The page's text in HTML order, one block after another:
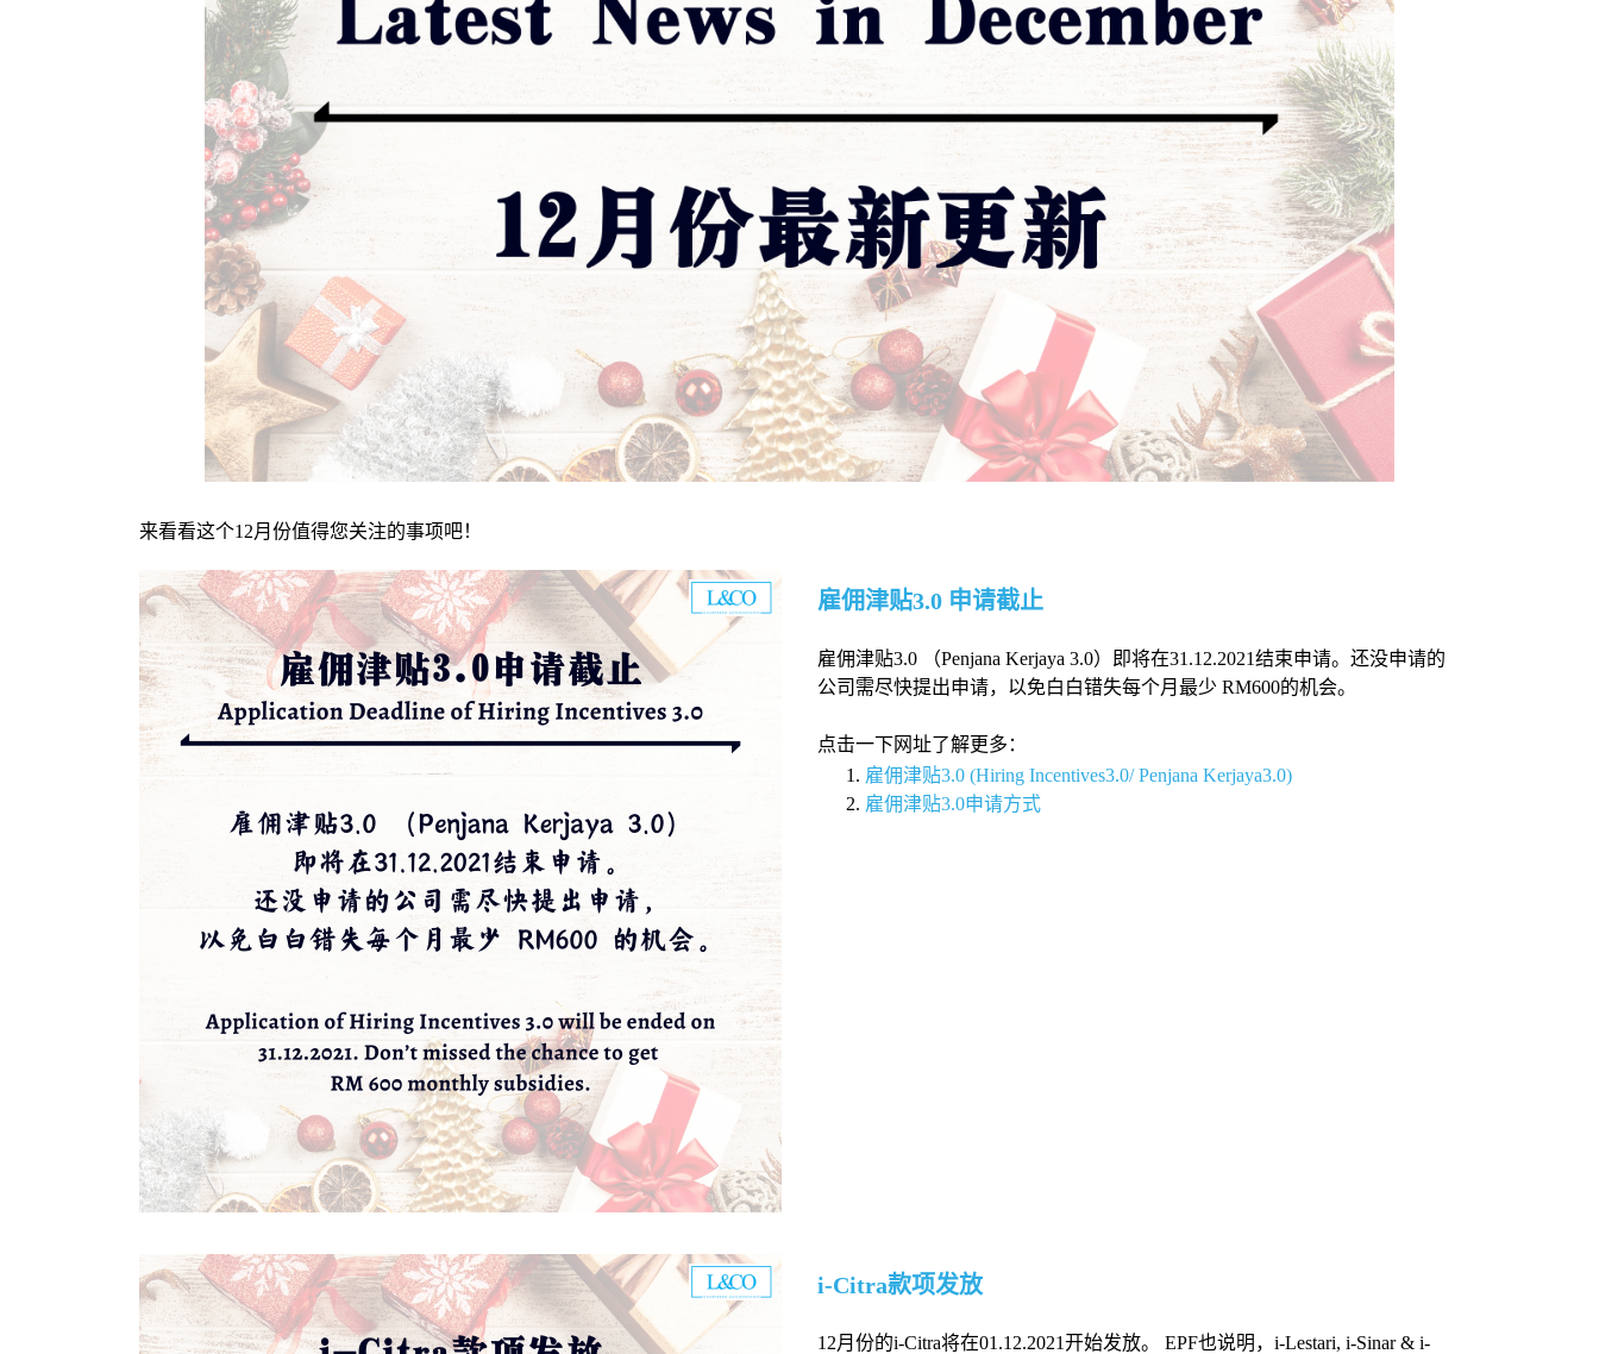
来看看这个12月份值得您关注的事项吧！
雇佣津贴3.0 申请截止
雇佣津贴3.0 （Penjana Kerjaya 3.0）即将在31.12.2021结束申请。还没申请的
公司需尽快提出申请，以免白白错失每个月最少 RM600的机会。
点击一下网址了解更多：
雇佣津贴3.0 (Hiring Incentives3.0/ Penjana Kerjaya3.0)
雇佣津贴3.0申请方式
i-Citra款项发放
12月份的i-Citra将在01.12.2021开始发放。 EPF也说明，i-Lestari, i-Sinar & i-